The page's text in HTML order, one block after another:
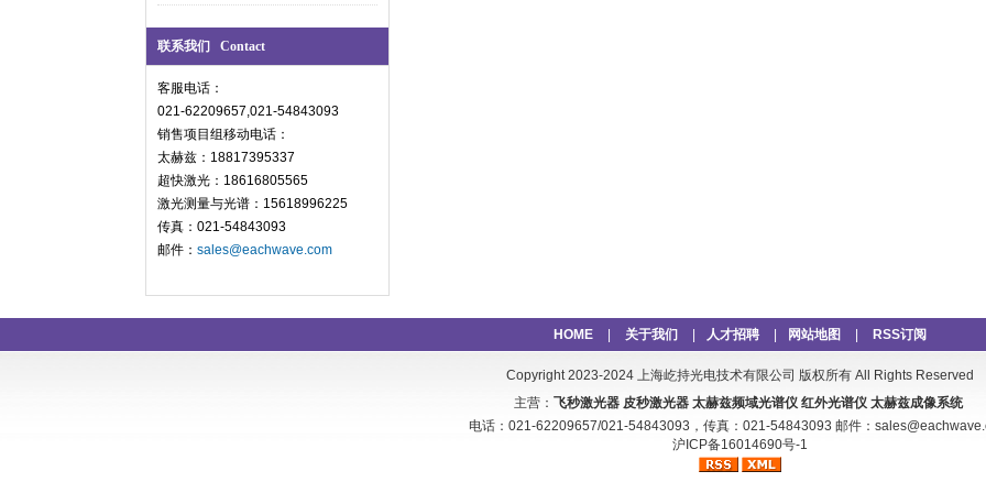
联系我们 Contact
客服电话：
021-62209657,021-54843093
销售项目组移动电话：
太赫兹：18817395337
超快激光：18616805565
激光测量与光谱：15618996225
传真：021-54843093
邮件： sales@eachwave.com
HOME 关于我们 人才招聘 网站地图 RSS订阅
Copyright 2023-2024 上海屹持光电技术有限公司 版权所有 All Rights Reserved
主营： 飞秒激光器 皮秒激光器 太赫兹频域光谱仪 红外光谱仪 太赫兹成像系统
电话：021-62209657/021-54843093，传真：021-54843093 邮件：
沪ICP备16014690号-1